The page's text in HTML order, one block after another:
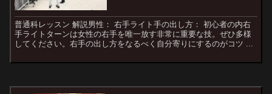
普通科レッスン 解説男性： 右手ライト手の出し方： 初心者の内右
手ライトターンは女性の右手を唯一放す非常に重要な技。ぜひ多様
してください。右手の出し方をなるべく自分寄りにするのがコツ ...